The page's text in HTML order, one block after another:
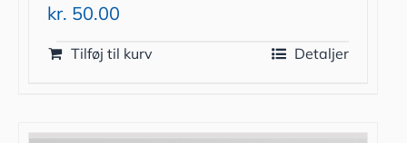
kr. 50.00
Tilføj til kurv Detaljer